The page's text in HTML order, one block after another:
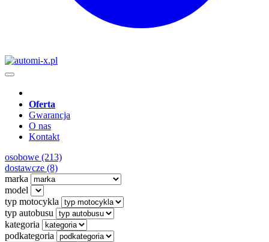
Oferta
Gwarancja
O nas
Kontakt
osobowe (213)
dostawcze (8)
marka
model
typ motocykla
typ autobusu
kategoria
podkategoria